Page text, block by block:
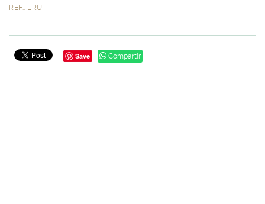
REF.: LRU
Save Compartir